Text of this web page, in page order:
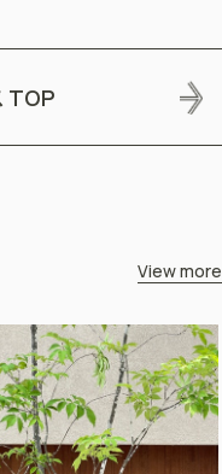
TOP
View more